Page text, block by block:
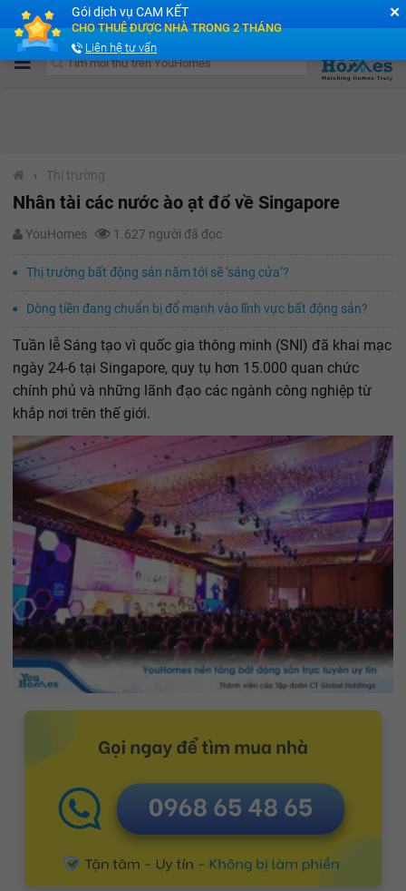
Cộng đồng Môi giới bPRO
› Thị trường
Nhân tài các nước ào ạt đổ về Singapore
YouHomes 1.627 người đã đọc
Thị trường bất động sản năm tới sẽ ‘sáng cửa’?
Dòng tiền đang chuẩn bị đổ mạnh vào lĩnh vực bất động sản?
Tuần lễ Sáng tạo vì quốc gia thông minh (SNI) đã khai mạc
ngày 24-6 tại Singapore, quy tụ hơn 15.000 quan chức
chính phủ và những lãnh đạo các ngành công nghiệp từ
khắp nơi trên thế giới.
✕
Gói dịch vụ CAM KẾT
CHO THUÊ ĐƯỢC NHÀ TRONG 2 THÁNG
Liên hệ tư vấn